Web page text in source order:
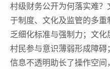
村级财务公开为何落实难
于制度、文化及监管的多
乏细化标准与强制力；文化
村民参与意识薄弱形成障
信息不透明助长了操作空